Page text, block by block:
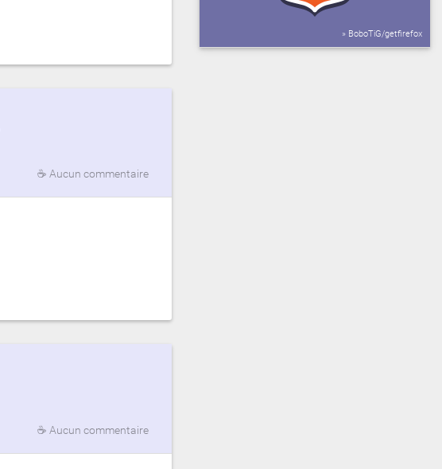
» BoboTiG/getfirefox
☕Aucun commentaire
☕Aucun commentaire